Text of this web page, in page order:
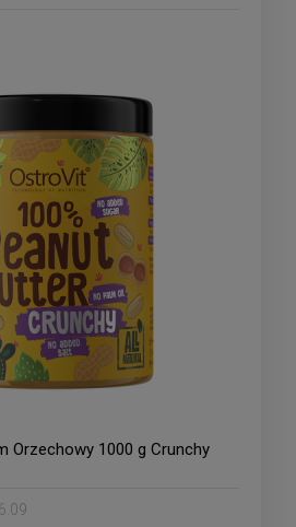
Orzechowy 1000 g Crunchy